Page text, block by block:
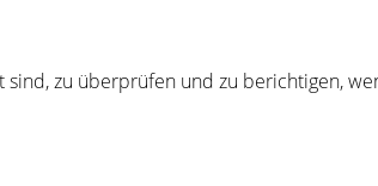
zu überprüfen und zu berichtigen,